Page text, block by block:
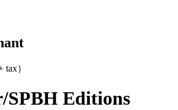
tax）
SPBH Editions